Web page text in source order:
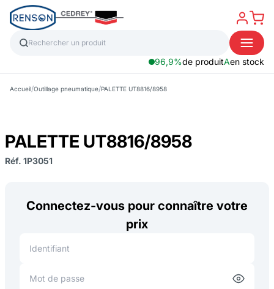
96,9%de produitAen stock
Accueil/Outillage pneumatique/PALETTE UT8816/8958
PALETTE UT8816/8958
Réf. 1P3051
Connectez-vous pour connaître votre
prix